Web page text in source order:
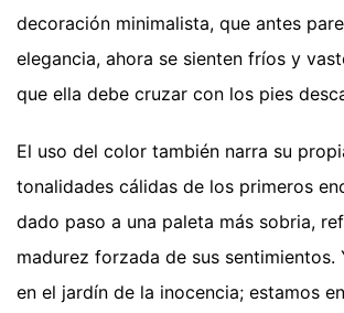
decoración minimalista, que antes
elegancia, ahora se sienten fríos y
que ella debe cruzar con los pies
El uso del color también narra su
tonalidades cálidas de los primeros
dado paso a una paleta más sobria,
madurez forzada de sus sentimientos.
en el jardín de la inocencia; estamos